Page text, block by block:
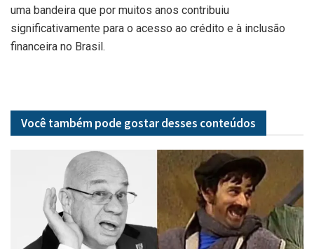
uma bandeira que por muitos anos contribuiu
significativamente para o acesso ao crédito e à inclusão
financeira no Brasil.
Você também pode gostar desses conteúdos